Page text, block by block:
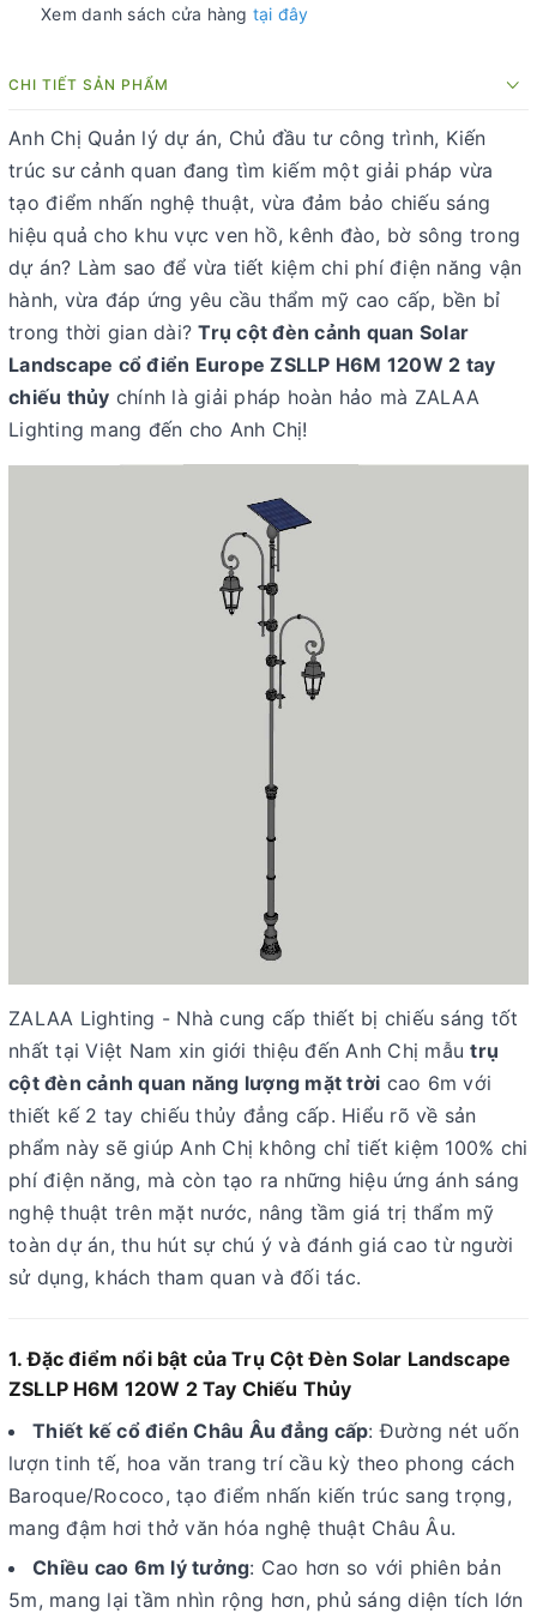
Xem danh sách cửa hàng tại đây
CHI TIẾT SẢN PHẨM
Anh Chị Quản lý dự án, Chủ đầu tư công trình, Kiến
trúc sư cảnh quan đang tìm kiếm một giải pháp vừa
tạo điểm nhấn nghệ thuật, vừa đảm bảo chiếu sáng
hiệu quả cho khu vực ven hồ, kênh đào, bờ sông trong
dự án? Làm sao để vừa tiết kiệm chi phí điện năng vận
hành, vừa đáp ứng yêu cầu thẩm mỹ cao cấp, bền bỉ
trong thời gian dài?Trụ cột đèn cảnh quan Solar
Landscape cổ điển Europe ZSLLP H6M 120W 2 tay
chiếu thủy chính là giải pháp hoàn hảo mà ZALAA
Lighting mang đến cho Anh Chị!
ZALAA Lighting - Nhà cung cấp thiết bị chiếu sáng tốt
nhất tại Việt Nam xin giới thiệu đến Anh Chị mẫutrụ
cột đèn cảnh quan năng lượng mặt trời cao 6m với
thiết kế 2 tay chiếu thủy đẳng cấp. Hiểu rõ về sản
phẩm này sẽ giúp Anh Chị không chỉ tiết kiệm 100% chi
phí điện năng, mà còn tạo ra những hiệu ứng ánh sáng
nghệ thuật trên mặt nước, nâng tầm giá trị thẩm mỹ
toàn dự án, thu hút sự chú ý và đánh giá cao từ người
sử dụng, khách tham quan và đối tác.
1. Đặc điểm nổi bật của Trụ Cột Đèn Solar Landscape
ZSLLP H6M 120W 2 Tay Chiếu Thủy
Thiết kế cổ điển Châu Âu đẳng cấp: Đường nét uốn
lượn tinh tế, hoa văn trang trí cầu kỳ theo phong cách
Baroque/Rococo, tạo điểm nhấn kiến trúc sang trọng,
mang đậm hơi thở văn hóa nghệ thuật Châu Âu.
Chiều cao 6m lý tưởng: Cao hơn so với phiên bản
5m, mang lại tầm nhìn rộng hơn, phủ sáng diện tích lớn